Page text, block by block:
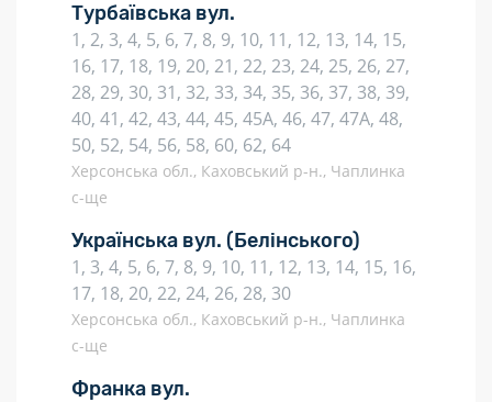
Турбаївська вул.
1, 2, 3, 4, 5, 6, 7, 8, 9, 10, 11, 12, 13, 14, 15,
16, 17, 18, 19, 20, 21, 22, 23, 24, 25, 26, 27,
28, 29, 30, 31, 32, 33, 34, 35, 36, 37, 38, 39,
40, 41, 42, 43, 44, 45, 45А, 46, 47, 47А, 48,
50, 52, 54, 56, 58, 60, 62, 64
Херсонська обл., Каховський р-н., Чаплинка
с-ще
Українська вул. (Белінського)
1, 3, 4, 5, 6, 7, 8, 9, 10, 11, 12, 13, 14, 15, 16,
17, 18, 20, 22, 24, 26, 28, 30
Херсонська обл., Каховський р-н., Чаплинка
с-ще
Франка вул.